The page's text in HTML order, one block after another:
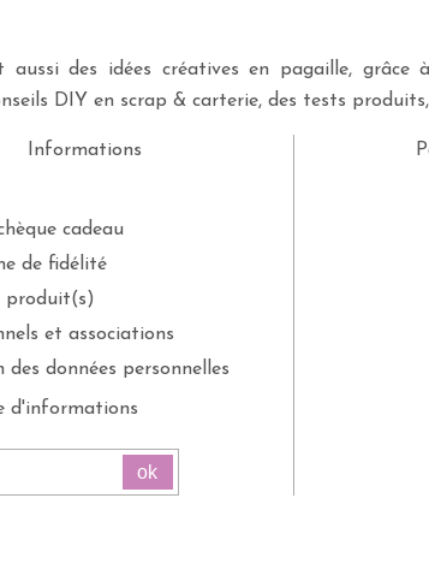
aussi des idées créatives en pagaille,
DIY en scrap & carterie, des tests
Informations
cadeau
de fidélité
produit(s)
et associations
des données personnelles
d'informations
ok